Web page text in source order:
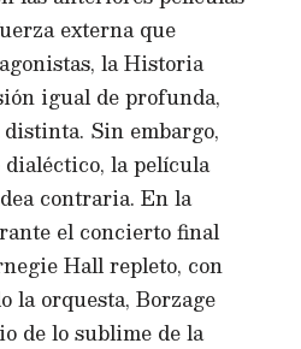
externa que
la Historia
igual de profunda,
Sin embargo,
dialéctico, la película
contraria. En la
el concierto final
Hall repleto, con
la orquesta, Borzage
de lo sublime de la